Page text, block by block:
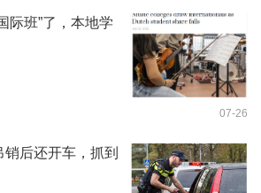
际班”了，本地学
07-26
后还开车，抓到